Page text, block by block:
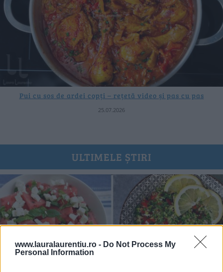
www.lauralaurentiu.ro - Do Not Process My
Personal Information
Pui cu sos de ardei copți – rețetă video și pas cu pas
25.07.2026
ULTIMELE ȘTIRI